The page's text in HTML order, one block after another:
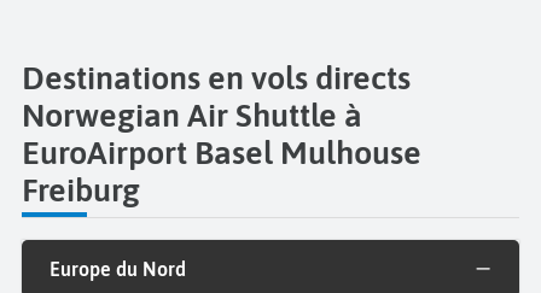
Destinations en vols directs
Norwegian Air Shuttle à
EuroAirport Basel Mulhouse
Freiburg
Europe du Nord